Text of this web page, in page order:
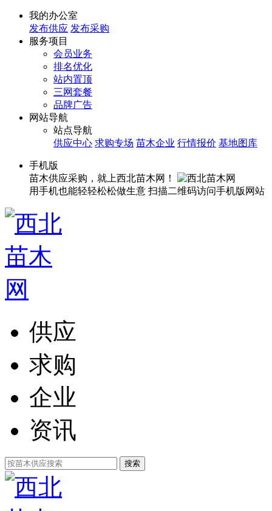
我的办公室
发布供应 发布采购
服务项目
会员业务
排名优化
站内置顶
三网套餐
品牌广告
网站导航
站点导航
供应中心 求购专场 苗木企业 行情报价 基地图库
手机版
苗木供应采购，就上西北苗木网！
用手机也能轻轻松松做生意 扫描二维码访问手机版网站
供应
求购
企业
资讯